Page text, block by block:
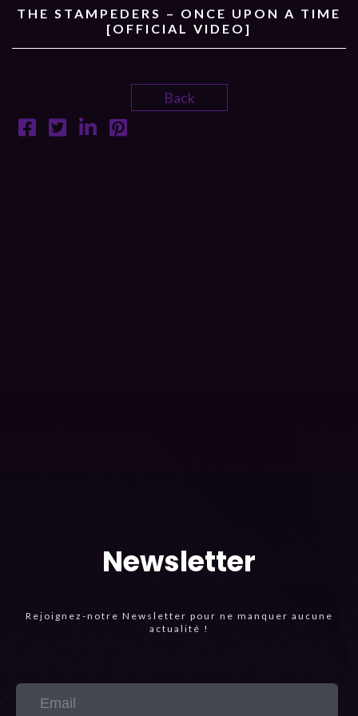
THE STAMPEDERS – ONCE UPON A TIME
[OFFICIAL VIDEO]
Back
Newsletter
Rejoignez-notre Newsletter pour ne manquer aucune
actualité !